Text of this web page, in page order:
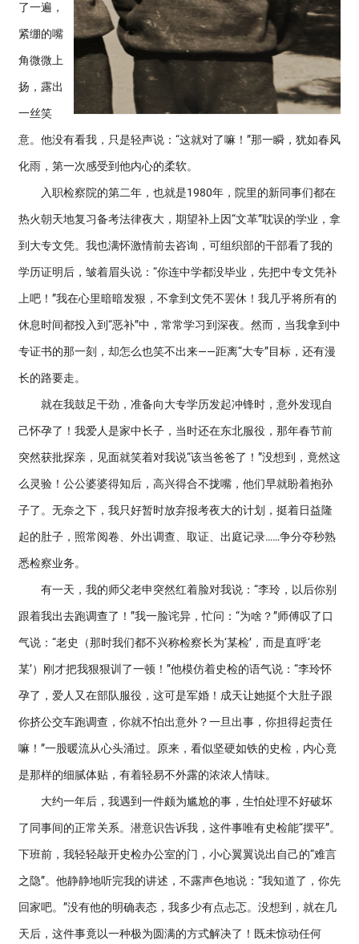
了一遍，
紧绷的嘴
角微微上
扬，露出
一丝笑
意。他没有看我，只是轻声说：“这就对了嘛！”那一瞬，犹如春风
化雨，第一次感受到他内心的柔软。
入职检察院的第二年，也就是1980年，院里的新同事们都在
热火朝天地复习备考法律夜大，期望补上因“文革”耽误的学业，拿
到大专文凭。我也满怀激情前去咨询，可组织部的干部看了我的
学历证明后，皱着眉头说：“你连中学都没毕业，先把中专文凭补
上吧！”我在心里暗暗发狠，不拿到文凭不罢休！我几乎将所有的
休息时间都投入到“恶补”中，常常学习到深夜。然而，当我拿到中
专证书的那一刻，却怎么也笑不出来——距离“大专”目标，还有漫
长的路要走。
就在我鼓足干劲，准备向大专学历发起冲锋时，意外发现自
己怀孕了！我爱人是家中长子，当时还在东北服役，那年春节前
突然获批探亲，见面就笑着对我说“该当爸爸了！”没想到，竟然这
么灵验！公公婆婆得知后，高兴得合不拢嘴，他们早就盼着抱孙
子了。无奈之下，我只好暂时放弃报考夜大的计划，挺着日益隆
起的肚子，照常阅卷、外出调查、取证、出庭记录……争分夺秒熟
悉检察业务。
有一天，我的师父老申突然红着脸对我说：“李玲，以后你别
跟着我出去跑调查了！”我一脸诧异，忙问：“为啥？”师傅叹了口
气说：“老史（那时我们都不兴称检察长为‘某检’，而是直呼‘老
某’）刚才把我狠狠训了一顿！”他模仿着史检的语气说：“李玲怀
孕了，爱人又在部队服役，这可是军婚！成天让她挺个大肚子跟
你挤公交车跑调查，你就不怕出意外？一旦出事，你担得起责任
嘛！”一股暖流从心头涌过。原来，看似坚硬如铁的史检，内心竟
是那样的细腻体贴，有着轻易不外露的浓浓人情味。
大约一年后，我遇到一件颇为尴尬的事，生怕处理不好破坏
了同事间的正常关系。潜意识告诉我，这件事唯有史检能“摆平”。
下班前，我轻轻敲开史检办公室的门，小心翼翼说出自己的“难言
之隐”。他静静地听完我的讲述，不露声色地说：“我知道了，你先
回家吧。”没有他的明确表态，我多少有点忐忑。没想到，就在几
天后，这件事竟以一种极为圆满的方式解决了！既未惊动任何